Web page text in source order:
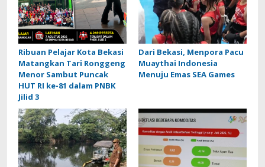
Ribuan Pelajar Kota Bekasi
Matangkan Tari Ronggeng
Menor Sambut Puncak
HUT RI ke-81 dalam PNBK
Jilid 3
Dari Bekasi, Menpora Pacu
Muaythai Indonesia
Menuju Emas SEA Games